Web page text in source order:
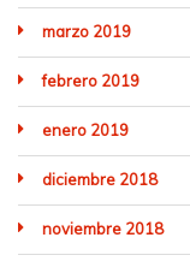
marzo 2019
febrero 2019
enero 2019
diciembre 2018
noviembre 2018